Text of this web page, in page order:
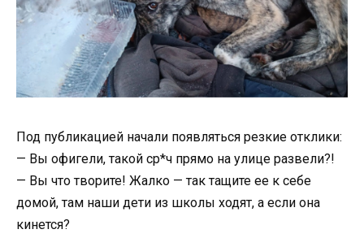
Под публикацией начали появляться резкие отклики:
— Вы офигели, такой ср*ч прямо на улице развели?!
— Вы что творите! Жалко — так тащите ее к себе
домой, там наши дети из школы ходят, а если она
кинется?